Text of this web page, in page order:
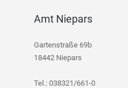
Amt Niepars
Gartenstraße 69b
18442 Niepars
Tel.: 038321/661-0